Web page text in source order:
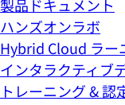
製品ドキュメント
ハンズオンラボ
Hybrid Cloud ラー
インタラクティブ
トレーニング & 認